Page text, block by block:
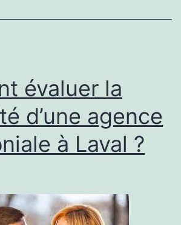
attentes
des
clients
?
évaluer la
d’une agence
à Laval ?